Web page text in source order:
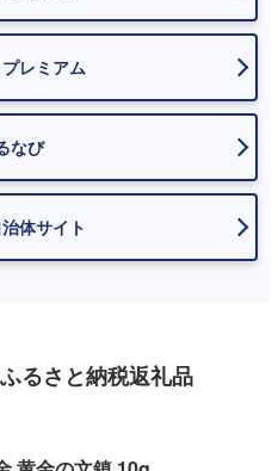
レミアム
なび
体サイト
るさと納税返礼品